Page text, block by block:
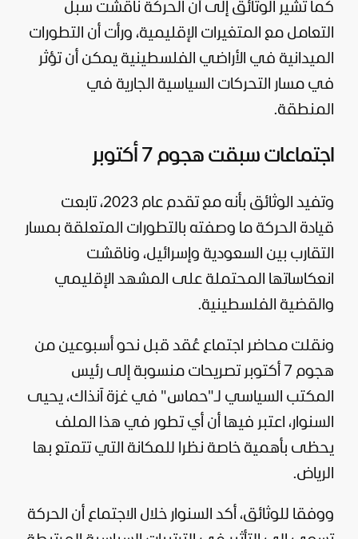
كما تشير الوثائق إلى أن الحركة ناقشت سبل
التعامل مع المتغيرات الإقليمية، ورأت أن التطورات
الميدانية في الأراضي الفلسطينية يمكن أن تؤثر
في مسار التحركات السياسية الجارية في
المنطقة.
اجتماعات سبقت هجوم 7 أكتوبر
وتفيد الوثائق بأنه مع تقدم عام 2023، تابعت
قيادة الحركة ما وصفته بالتطورات المتعلقة بمسار
التقارب بين السعودية وإسرائيل، وناقشت
انعكاساتها المحتملة على المشهد الإقليمي
والقضية الفلسطينية.
ونقلت محاضر اجتماع عُقد قبل نحو أسبوعين من
هجوم 7 أكتوبر تصريحات منسوبة إلى رئيس
المكتب السياسي لـ"حماس" في غزة آنذاك، يحيى
السنوار، اعتبر فيها أن أي تطور في هذا الملف
يحظى بأهمية خاصة نظرا للمكانة التي تتمتع بها
الرياض.
ووفقا للوثائق، أكد السنوار خلال الاجتماع أن الحركة